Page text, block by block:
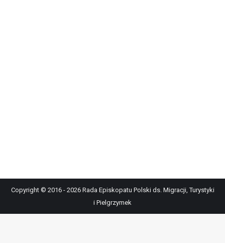
Copyright © 2016 - 2026 Rada Episkopatu Polski ds. Migracji, Turystyki
i Pielgrzymek